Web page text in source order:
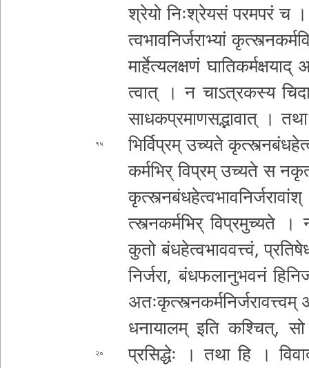
श्रेयो निः­श्रे­य­सं प­र­म­प­रं च
त्व­भा­व­नि­र्ज­रा­भ्यां
मा­र्हे­त्य­ल­क्ष­णं
त्वा­त् । न चा­ऽ­त्र­क­स्य
सा­ध­क­प्र­मा­ण
१५
स­द्भा­वा­त् ।
भि­र्वि­प्र­म् उच्यते
क­र्म­भि­र् विप्रम् उच्यते स
कृ­त्स्त्न­बं­ध­हे­त्व­भा­व­नि­र्ज
त्स्त्न­क­र्म­भि­र् वि­प्र­मु­च्य­ते
कुतोबं­ध­हे­त्व­भा­व­व­त्त्वं­,
नि­र्ज­रा­, बं­ध­फ­ला­नु­भ­व­नं
ध
२०
ना­या­ल­म् इति क­श्चि­त्­, सो
प्रसिद्धेः । तथा हि ।